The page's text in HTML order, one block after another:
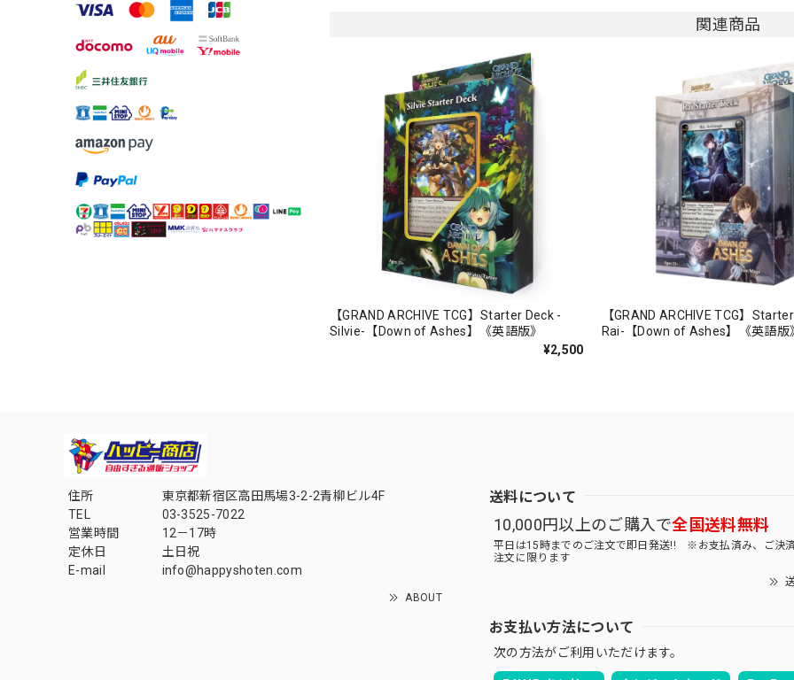
関連商品
【GRAND ARCHIVE TCG】Starter Deck -
Silvie-【Down of Ashes】《英語版》
¥2,500
【GRAND ARCHIVE TCG】
Rai-【Down of Ashes】《英語版
住所
東京都新宿区高田馬場3-2-2青柳ビル4F
TEL
03-3525-7022
営業時間
12－17時
定休日
土日祝
E-mail
info@happyshoten.com
ABOUT
送料について
10,000円以上のご購入で全国送料無料
平日は15時までのご注文で即日発送!! ※お支払済み、ご決
注文に限ります
お支払い方法について
次の方法がご利用いただけます。